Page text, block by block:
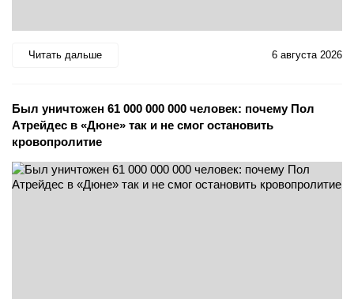
Читать дальше 6 августа 2026
Был уничтожен 61 000 000 000 человек: почему Пол
Атрейдес в «Дюне» так и не смог остановить
кровопролитие